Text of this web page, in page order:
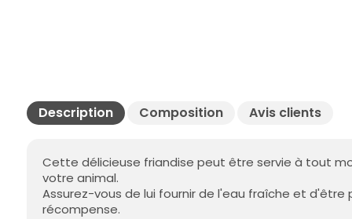
Description Composition Avis clients
Cette délicieuse friandise peut être servie à tout
votre animal.
Assurez-vous de lui fournir de l'eau fraîche et
récompense.